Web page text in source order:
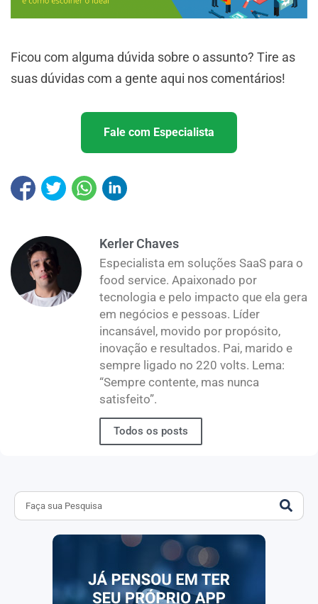
Ficou com alguma dúvida sobre o assunto? Tire as
suas dúvidas com a gente aqui nos comentários!
Fale com Especialista
Kerler Chaves
Especialista em soluções SaaS para o
food service. Apaixonado por
tecnologia e pelo impacto que ela gera
em negócios e pessoas. Líder
incansável, movido por propósito,
inovação e resultados. Pai, marido e
sempre ligado no 220 volts. Lema:
“Sempre contente, mas nunca
satisfeito”.
Todos os posts